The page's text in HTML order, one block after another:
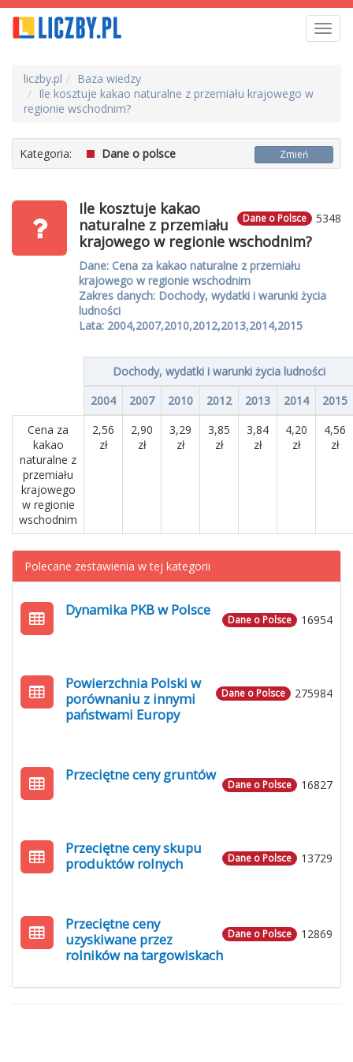
liczby.pl
Baza wiedzy
Ile kosztuje kakao naturalne z przemiału krajowego w
regionie wschodnim?
Kategoria: Dane o polsce Zmień
5348
Dane o Polsce
Ile kosztuje kakao
naturalne z przemiału
krajowego w regionie wschodnim?
Dane: Cena za kakao naturalne z przemiału
krajowego w regionie wschodnim
Zakres danych: Dochody, wydatki i warunki życia
ludności
Lata: 2004,2007,2010,2012,2013,2014,2015
Dochody, wydatki i warunki życia ludności
2004
2007 2010 2012 2013 2014
2015
Cena za
kakao
naturalne z
przemiału
krajowego
w regionie
wschodnim
2,56
zł
2,90
zł
3,29
zł
3,85
zł
3,84
zł
4,20
zł
4,56
zł
Polecane zestawienia w tej kategorii
16954
Dane o Polsce
Dynamika PKB w Polsce
275984
Dane o Polsce
Powierzchnia Polski w
porównaniu z innymi
państwami Europy
16827
Dane o Polsce
Przeciętne ceny gruntów
13729
Dane o Polsce
Przeciętne ceny skupu
produktów rolnych
12869
Dane o Polsce
Przeciętne ceny
uzyskiwane przez
rolników na targowiskach